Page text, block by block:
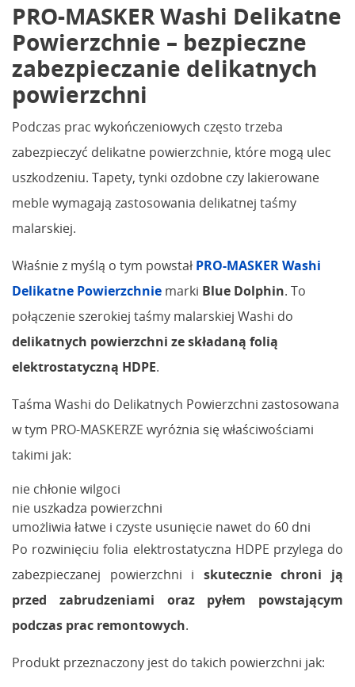
PRO-MASKER Washi Delikatne
Powierzchnie – bezpieczne
zabezpieczanie delikatnych
powierzchni
Podczas prac wykończeniowych często trzeba
zabezpieczyć delikatne powierzchnie, które mogą ulec
uszkodzeniu. Tapety, tynki ozdobne czy lakierowane
meble wymagają zastosowania delikatnej taśmy
malarskiej.
Właśnie z myślą o tym powstał PRO-MASKER Washi
Delikatne Powierzchnie marki Blue Dolphin. To
połączenie szerokiej taśmy malarskiej Washi do
delikatnych powierzchni ze składaną folią
elektrostatyczną HDPE.
Taśma Washi do Delikatnych Powierzchni zastosowana
w tym PRO-MASKERZE wyróżnia się właściwościami
takimi jak:
nie chłonie wilgoci
nie uszkadza powierzchni
umożliwia łatwe i czyste usunięcie nawet do 60 dni
Po rozwinięciu folia elektrostatyczna HDPE przylega do
zabezpieczanej powierzchni i skutecznie chroni ją
przed zabrudzeniami oraz pyłem powstającym
podczas prac remontowych.
Produkt przeznaczony jest do takich powierzchni jak: